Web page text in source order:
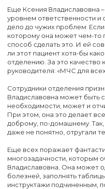
Еще Ксения Владиславовна
уровнем ответственности и
дело до чужих проблем.
которому она может чем-то
способ сделать это. И ей
ли этот пациент хотя-бы
отделению. За это качество
руководителя: «МЧС для
Сотрудники отделения
Владиславовна может быть
необходимости, может и
При этом, она это делает
доброму, по-домашнему.
даже не понятно, отругали
Еще всех поражает
многозадачности, которым
Владиславовна. Она может
болезней, заполнять
инструктажи подчиненным,